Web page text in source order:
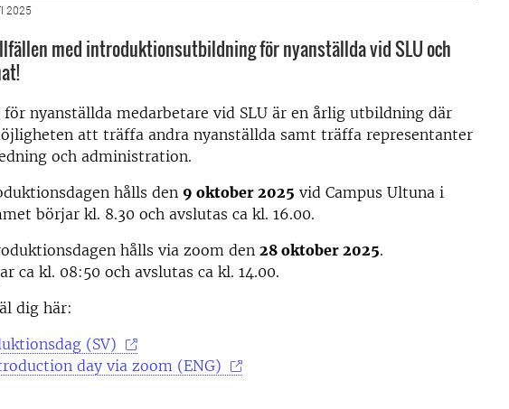
2025
med introduktionsutbildning för nyanställda vid SLU och
nyanställda medarbetare vid SLU är en årlig utbildning där
att träffa andra nyanställda samt träffa representanter
och administration.
hålls den 9 oktober 2025 vid Campus Ultuna i
börjar kl. 8.30 och avslutas ca kl. 16.00.
hålls via zoom den 28 oktober 2025.
ca kl. 08:50 och avslutas ca kl. 14.00.
dig här:
(SV)
day via zoom (ENG)